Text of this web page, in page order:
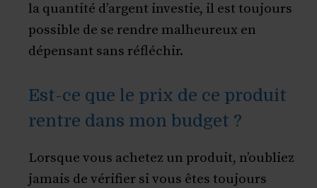
la quantité d’argent investie, il est toujours
possible de se rendre malheureux en
dépensant sans réfléchir.
Est-ce que le prix de ce produit
rentre dans mon budget ?
Lorsque vous achetez un produit, n’oubliez
jamais de vérifier si vous êtes toujours